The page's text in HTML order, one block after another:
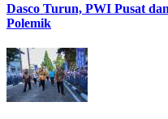
Dasco Turun, PWI Pusat
Polemik